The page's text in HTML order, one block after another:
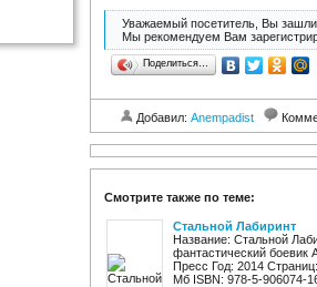
Уважаемый посетитель, Вы зашли
Мы рекомендуем Вам
Поделиться…
Добавил: Anempadist
Смотрите также по теме:
Стальной Лабиринт
Название: Стальной
фантастический боевик
Пресс Год: 2014
Мб ISBN: 978-5-906074-